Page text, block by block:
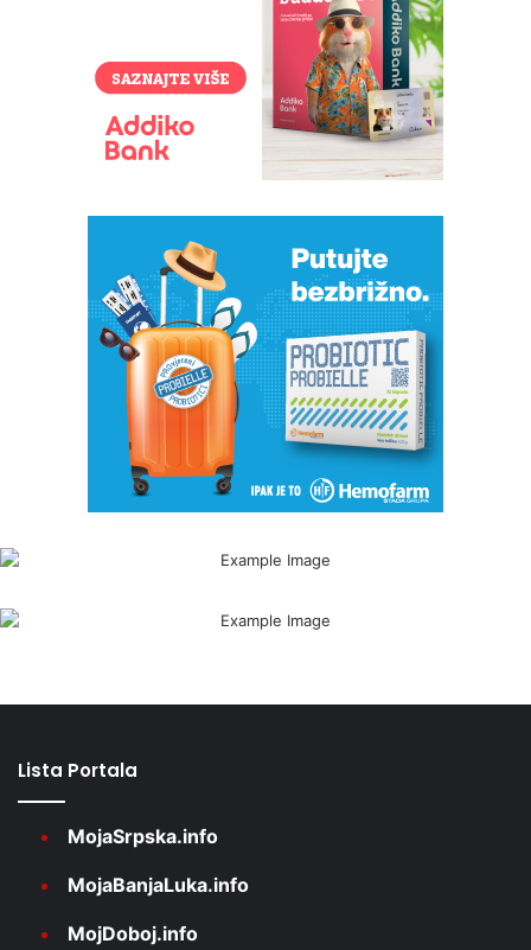
Lista Portala
MojaSrpska.info
MojaBanjaLuka.info
MojDoboj.info